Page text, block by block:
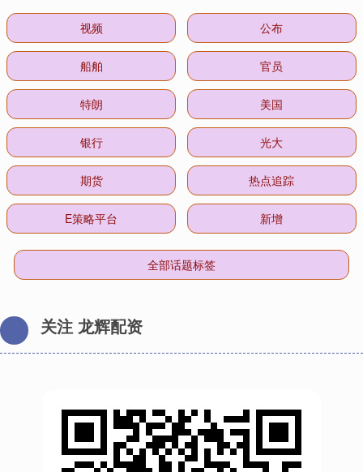
视频 公布
船舶 官员
特朗 美国
银行 光大
期货 热点追踪
E策略平台 新增
全部话题标签
关注 龙辉配资